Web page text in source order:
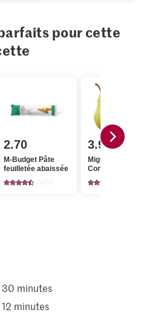
pour cette
2.70
M-Budget Pâte
feuilletée abaissée
3.95
Migros Poires
Conférence
30 minutes
minutes